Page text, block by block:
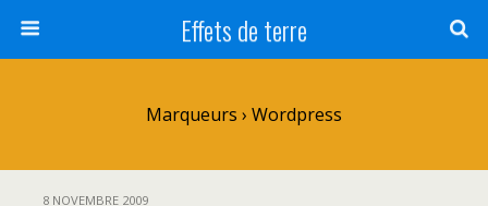
Effets de terre
Marqueurs › Wordpress
8 NOVEMBRE 2009